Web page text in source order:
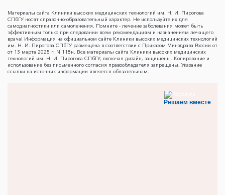
Материалы сайта Клиники высоких медицинских технологий им. Н. И. Пирогова
СПбГУ носят справочно-образовательный характер. Не используйте их для
самодиагностики или самолечения. Помните - лечение заболевания может быть
эффективным только при следовании всем рекомендациям и назначениям лечащего
врача! Информация на официальном сайте Клиники высоких медицинских технологий
им. Н. И. Пирогова СПбГУ размещена в соответствии с Приказом Минздрава России от
от 13 марта 2025 г. N 118н. Все материалы сайта Клиники высоких медицинских
технологий им. Н. И. Пирогова СПбГУ, включая дизайн, защищены. Копирование и
использование без письменного согласия правообладателя запрещены. Указание
ссылки на источник информации является обязательным.
Решаем вместе